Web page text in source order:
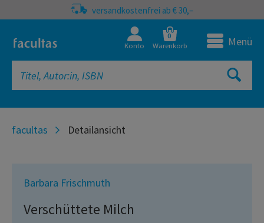
versandkostenfrei ab € 30,–
Konto
0
Warenkorb Menü
facultas Detailansicht
Barbara Frischmuth
Verschüttete Milch